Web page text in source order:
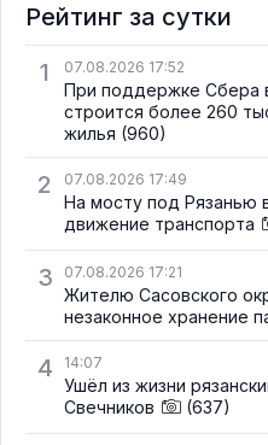
Рейтинг за сутки
1
07.08.2026 17:52
При поддержке Сбера
строится более 260
жилья (960)
2 07.08.2026 17:49
На мосту под Рязанью
движение транспорта
3 07.08.2026 17:21
Жителю Сасовского
незаконное хранение
4 14:07
Ушёл из жизни
Свечников
(637)